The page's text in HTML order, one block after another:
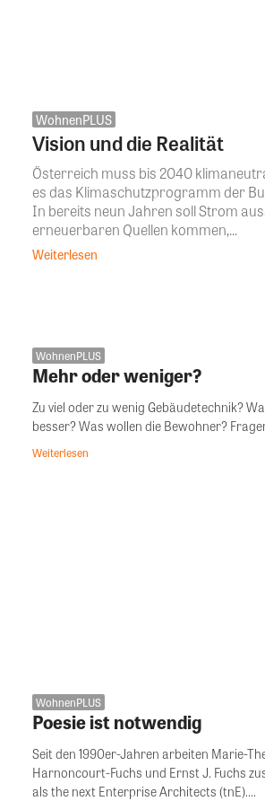
WohnenPLUS
Vision und die Realität
Österreich muss bis 2040
es das Klimaschutzprogramm der
In bereits neun Jahren soll Strom
erneuerbaren Quellen kommen,...
Weiterlesen
WohnenPLUS
Mehr oder weniger?
Zu viel oder zu wenig Gebäudetechnik?
besser? Was wollen die Bewohner?
Weiterlesen
WohnenPLUS
Poesie ist notwendig
Seit den 1990er-Jahren arbeiten Marie-
Harnoncourt-Fuchs und Ernst J. Fuchs
als the next Enterprise Architects (tnE)....